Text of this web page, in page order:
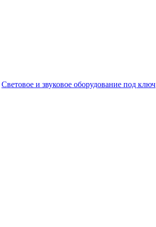
Световое и звуковое оборудование под ключ